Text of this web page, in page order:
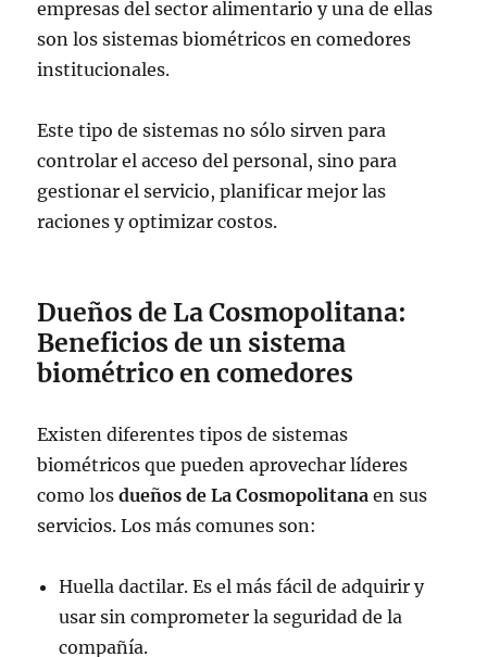
empresas del sector alimentario y una de ellas
son los sistemas biométricos en comedores
institucionales.
Este tipo de sistemas no sólo sirven para
controlar el acceso del personal, sino para
gestionar el servicio, planificar mejor las
raciones y optimizar costos.
Dueños de La Cosmopolitana:
Beneficios de un sistema
biométrico en comedores
Existen diferentes tipos de sistemas
biométricos que pueden aprovechar líderes
como losdueños de La Cosmopolitana en sus
servicios. Los más comunes son:
Huella dactilar. Es el más fácil de adquirir y
usar sin comprometer la seguridad de la
compañía.